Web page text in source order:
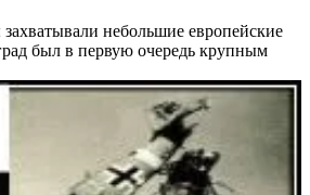
небольшие европейские
был в первую очередь крупным